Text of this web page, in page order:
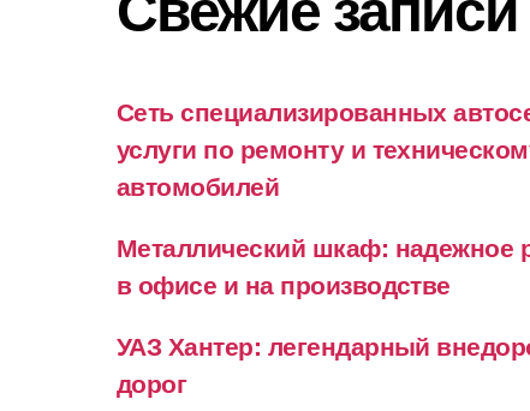
Сеть специализированных
услуги по ремонту и
автомобилей
Металлический шкаф: надежное
в офисе и на производстве
УАЗ Хантер: легендарный
дорог